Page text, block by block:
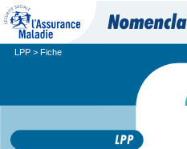
LPP > Fiche